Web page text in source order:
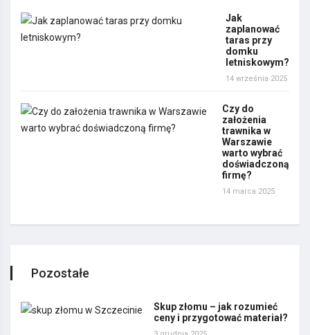
Jak
zaplanować
taras przy
domku
letniskowym?
14 września 2025
Czy do
założenia
trawnika w
Warszawie
warto wybrać
doświadczoną
firmę?
14 marca 2025
Pozostałe
Skup złomu – jak rozumieć
ceny i przygotować materiał?